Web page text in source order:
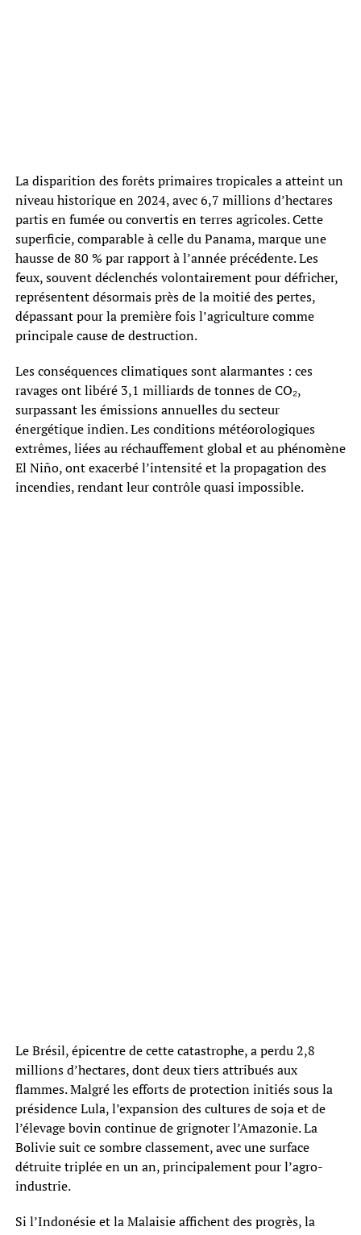
La disparition des forêts primaires tropicales a atteint un
niveau historique en 2024, avec 6,7 millions d’hectares
partis en fumée ou convertis en terres agricoles. Cette
superficie, comparable à celle du Panama, marque une
hausse de 80 % par rapport à l’année précédente. Les
feux, souvent déclenchés volontairement pour défricher,
représentent désormais près de la moitié des pertes,
dépassant pour la première fois l’agriculture comme
principale cause de destruction.
Les conséquences climatiques sont alarmantes : ces
ravages ont libéré 3,1 milliards de tonnes de CO₂,
surpassant les émissions annuelles du secteur
énergétique indien. Les conditions météorologiques
extrêmes, liées au réchauffement global et au phénomène
El Niño, ont exacerbé l’intensité et la propagation des
incendies, rendant leur contrôle quasi impossible.
Le Brésil, épicentre de cette catastrophe, a perdu 2,8
millions d’hectares, dont deux tiers attribués aux
flammes. Malgré les efforts de protection initiés sous la
présidence Lula, l’expansion des cultures de soja et de
l’élevage bovin continue de grignoter l’Amazonie. La
Bolivie suit ce sombre classement, avec une surface
détruite triplée en un an, principalement pour l’agro-
industrie.
Si l’Indonésie et la Malaisie affichent des progrès, la